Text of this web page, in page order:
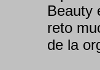
Beauty
reto
de la